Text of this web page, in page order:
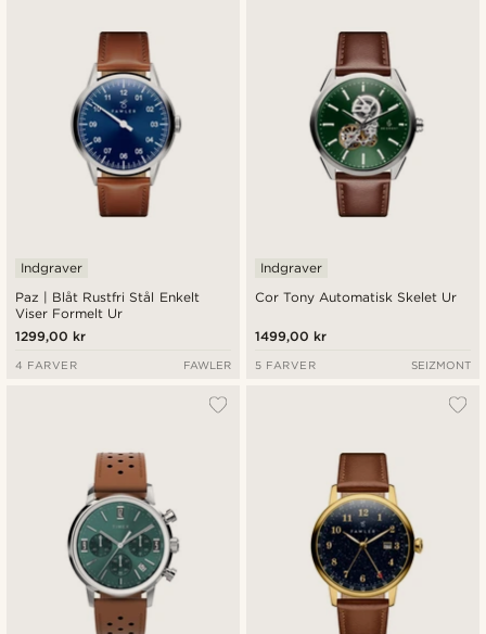
Paz | Blåt Rustfri Stål Enkelt
Viser Formelt Ur
Indgraver
1299,00 kr
4 FARVER FAWLER
Cor Tony Automatisk Skelet Ur
Indgraver
1499,00 kr
5 FARVER SEIZMONT